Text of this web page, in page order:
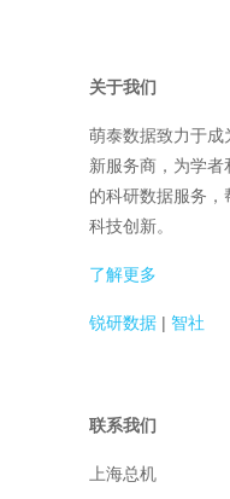
关于我们
萌泰数据致力于成
新服务商，为学
的科研数据服务
科技创新。
了解更多
锐研数据 | 智社
联系我们
上海总机